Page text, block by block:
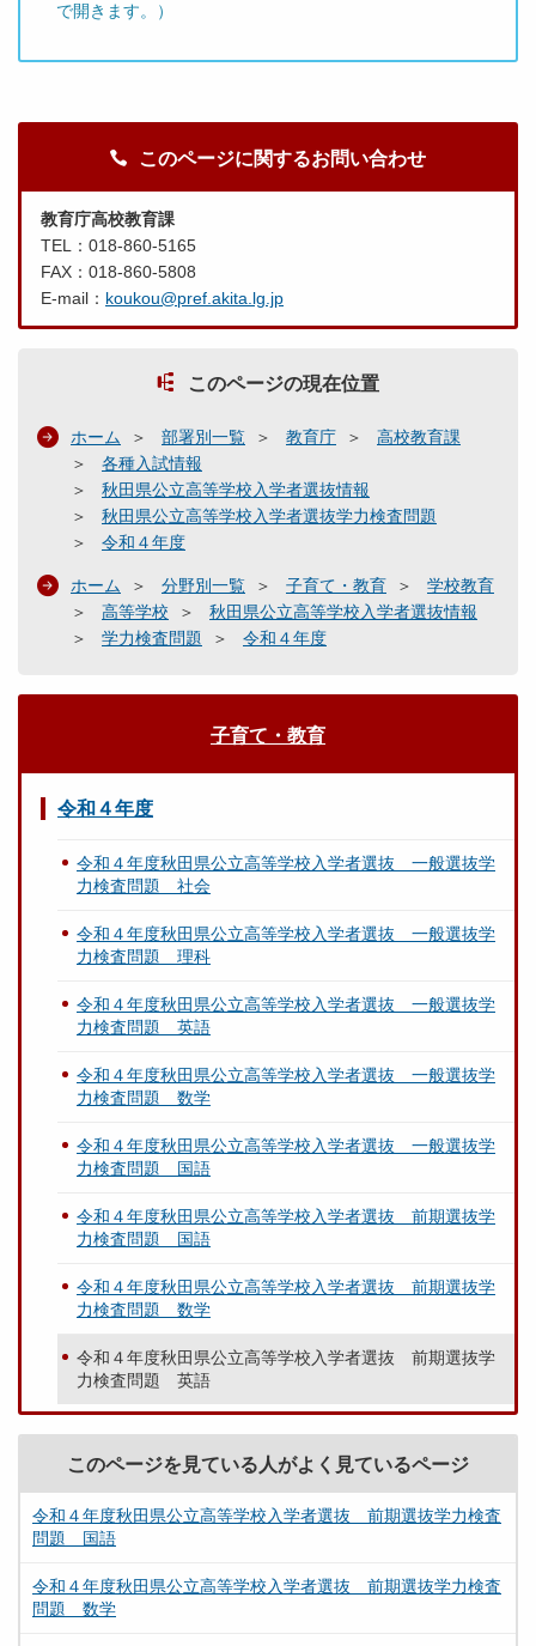
で開きます。）
このページに関するお問い合わせ
教育庁高校教育課
TEL：018-860-5165
FAX：018-860-5808
E-mail： koukou@pref.akita.lg.jp
このページの現在位置
ホーム 部署別一覧 教育庁
高校教育課
各種入試情報
秋田県公立高等学校入学者選抜情報
秋田県公立高等学校入学者選抜学力検査問題
令和４年度
ホーム 分野別一覧 子育て・教育
学校教育
高等学校
秋田県公立高等学校入学者選抜情報
学力検査問題
令和４年度
子育て・教育
令和４年度
令和４年度秋田県公立高等学校入学者選抜 一般選抜学
力検査問題 社会
令和４年度秋田県公立高等学校入学者選抜 一般選抜学
力検査問題 理科
令和４年度秋田県公立高等学校入学者選抜 一般選抜学
力検査問題 英語
令和４年度秋田県公立高等学校入学者選抜 一般選抜学
力検査問題 数学
令和４年度秋田県公立高等学校入学者選抜 一般選抜学
力検査問題 国語
令和４年度秋田県公立高等学校入学者選抜 前期選抜学
力検査問題 国語
令和４年度秋田県公立高等学校入学者選抜 前期選抜学
力検査問題 数学
令和４年度秋田県公立高等学校入学者選抜 前期選抜学
力検査問題 英語
このページを見ている人がよく見ているページ
令和４年度秋田県公立高等学校入学者選抜 前期選抜学力検査
問題 国語
令和４年度秋田県公立高等学校入学者選抜 前期選抜学力検査
問題 数学